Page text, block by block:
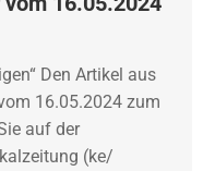
Den Artikel aus
16.05.2024 zum
auf der
(ke/